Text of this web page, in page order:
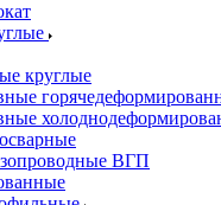
круглые
ВГП